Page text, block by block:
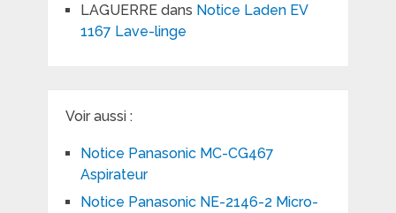
LAGUERREdans Notice Laden EV
1167 Lave-linge
Voir aussi :
Notice Panasonic MC-CG467
Aspirateur
Notice Panasonic NE-2146-2 Micro-